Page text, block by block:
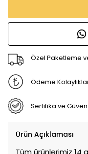
Özel Paketleme
Ödeme
Sertifika ve
Ürün Açıklaması
Tüm ürünlerimiz 14